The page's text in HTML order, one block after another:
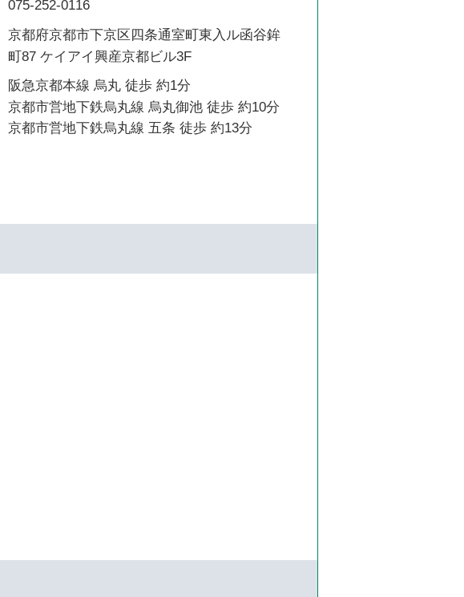
075-252-0116
京都府京都市下京区四条通室町東入ル函谷鉾
町87 ケイアイ興産京都ビル3F
阪急京都本線 烏丸 徒歩 約1分
京都市営地下鉄烏丸線 烏丸御池 徒歩 約10分
京都市営地下鉄烏丸線 五条 徒歩 約13分